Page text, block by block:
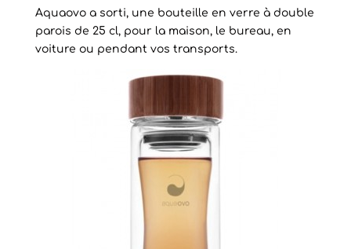
Aquaovo a sorti, une bouteille en verre à double
parois de 25 cl, pour la maison, le bureau, en
voiture ou pendant vos transports.